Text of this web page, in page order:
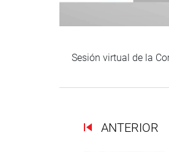
Sesión virtual de la
ANTERIOR